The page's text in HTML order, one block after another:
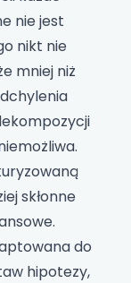
nie jest
nikt nie
mniej niż
skłonne
do
hipotezy,